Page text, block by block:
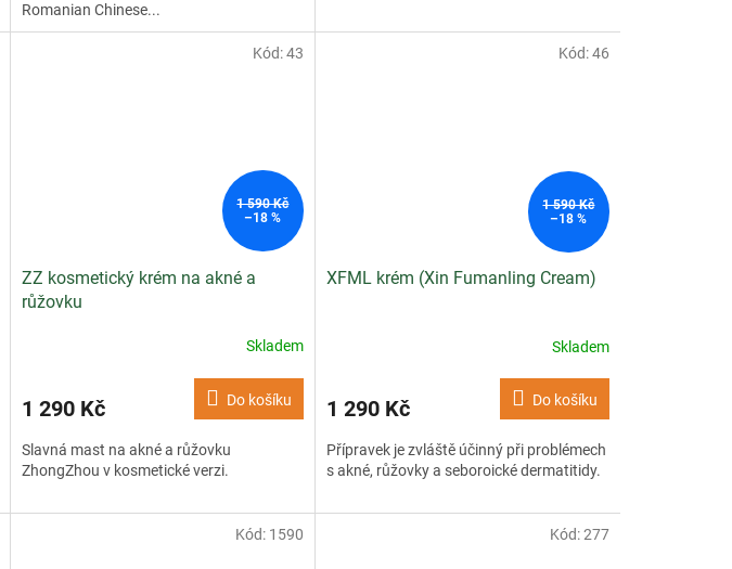
Romanian Chinese...
1 590 Kč
–18 %
ZZ kosmetický krém na akné a
růžovku
Skladem
1 290 Kč Do košíku
Slavná mast na akné a růžovku
ZhongZhou v kosmetické verzi.
Kód:43
1 590 Kč
–18 %
XFML krém (Xin Fumanling Cream)
Skladem
1 290 Kč Do košíku
Přípravek je zvláště účinný při problémech
s akné, růžovky a seboroické dermatitidy.
Kód:46
Kód: 1590 Kód:277